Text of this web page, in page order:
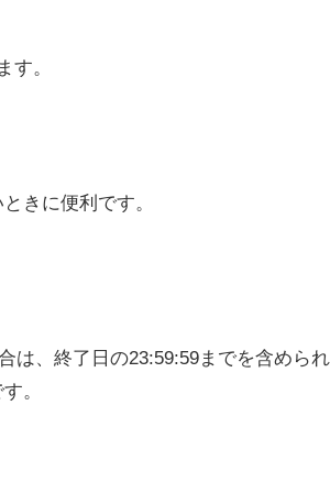
す。
きに便利です。
は、終了日の23:59:59までを含められ
。